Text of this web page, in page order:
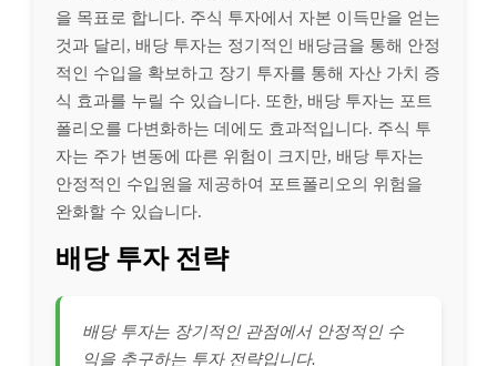
을 목표로 합니다. 주식 투자에서 자본 이득만을 얻는
것과 달리, 배당 투자는 정기적인 배당금을 통해 안정
적인 수입을 확보하고 장기 투자를 통해 자산 가치 증
식 효과를 누릴 수 있습니다. 또한, 배당 투자는 포트
폴리오를 다변화하는 데에도 효과적입니다. 주식 투
자는 주가 변동에 따른 위험이 크지만, 배당 투자는
안정적인 수입원을 제공하여 포트폴리오의 위험을
완화할 수 있습니다.
배당 투자 전략
배당 투자는 장기적인 관점에서 안정적인 수
익을 추구하는 투자 전략입니다.